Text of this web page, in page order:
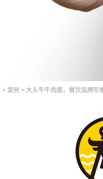
> 案例 > 大头牛牛肉面，餐饮品牌形